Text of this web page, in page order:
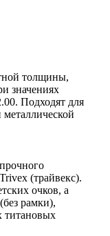
толщины,
значениях
Подходят для
(трайвекс).
очков, а
рамки),
титановых